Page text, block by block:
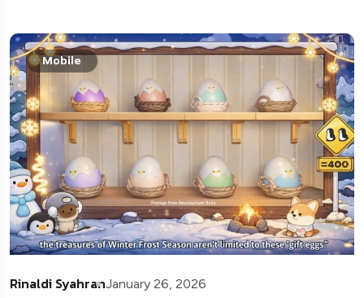
Mobile
Rinaldi SyahranJanuary 26, 2026